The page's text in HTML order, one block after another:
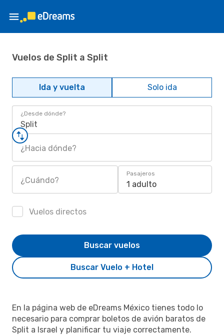
Vuelos de Split a Split
Ida y vuelta Solo ida
¿Desde dónde?
Split
¿Hacia dónde?
¿Cuándo?
Pasajeros
1 adulto
Vuelos directos
Buscar Vuelo + Hotel
Buscar vuelos
En la página web de eDreams México tienes todo lo
necesario para comprar boletos de avión baratos de
Split a Israel y planificar tu viaje correctamente.